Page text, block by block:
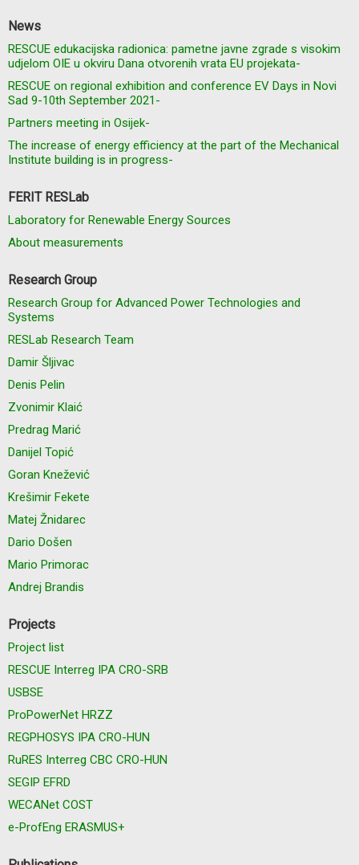
News
RESCUE edukacijska radionica: pametne javne zgrade s visokim
udjelom OIE u okviru Dana otvorenih vrata EU projekata-
RESCUE on regional exhibition and conference EV Days in Novi
Sad 9-10th September 2021-
Partners meeting in Osijek-
The increase of energy efficiency at the part of the Mechanical
Institute building is in progress-
FERIT RESLab
Laboratory for Renewable Energy Sources
About measurements
Research Group
Research Group for Advanced Power Technologies and
Systems
RESLab Research Team
Damir Šljivac
Denis Pelin
Zvonimir Klaić
Predrag Marić
Danijel Topić
Goran Knežević
Krešimir Fekete
Matej Žnidarec
Dario Došen
Mario Primorac
Andrej Brandis
Projects
Project list
RESCUE Interreg IPA CRO-SRB
USBSE
ProPowerNet HRZZ
REGPHOSYS IPA CRO-HUN
RuRES Interreg CBC CRO-HUN
SEGIP EFRD
WECANet COST
e-ProfEng ERASMUS+